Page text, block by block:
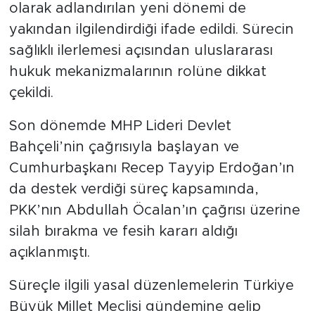
olarak adlandırılan yeni dönemi de
yakından ilgilendirdiği ifade edildi. Sürecin
sağlıklı ilerlemesi açısından uluslararası
hukuk mekanizmalarının rolüne dikkat
çekildi.
Son dönemde MHP Lideri Devlet
Bahçeli’nin çağrısıyla başlayan ve
Cumhurbaşkanı Recep Tayyip Erdoğan’ın
da destek verdiği süreç kapsamında,
PKK’nın Abdullah Öcalan’ın çağrısı üzerine
silah bırakma ve fesih kararı aldığı
açıklanmıştı.
Süreçle ilgili yasal düzenlemelerin Türkiye
Büyük Millet Meclisi gündemine gelip